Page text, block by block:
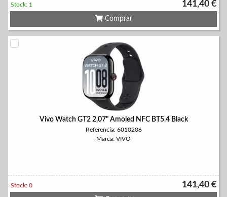
141,40 €
Stock: 1
Comprar
Vivo Watch GT2 2.07" Amoled NFC BT5.4 Black
Referencia: 6010206
Marca: VIVO
141,40 €
Stock: 0